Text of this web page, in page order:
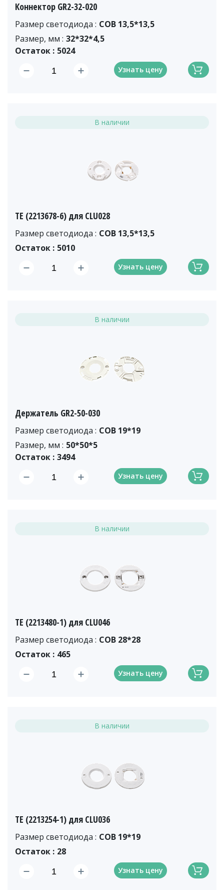
Коннектор GR2-32-020
Размер светодиода : COB 13,5*13,5
Размер, мм : 32*32*4,5
Остаток : 5024
Узнать цену
В наличии
ТЕ (2213678-6) для CLU028
Размер светодиода : COB 13,5*13,5
Остаток : 5010
Узнать цену
В наличии
Держатель GR2-50-030
Размер светодиода : COB 19*19
Размер, мм : 50*50*5
Остаток : 3494
Узнать цену
В наличии
ТЕ (2213480-1) для CLU046
Размер светодиода : COB 28*28
Остаток : 465
Узнать цену
В наличии
ТЕ (2213254-1) для CLU036
Размер светодиода : COB 19*19
Остаток : 28
Узнать цену